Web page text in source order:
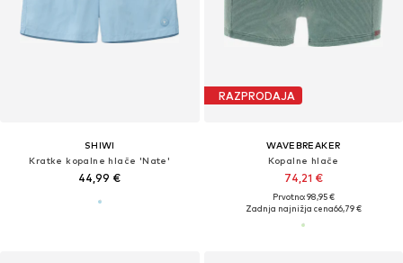
SHIWI
Kratke kopalne hlače 'Nate'
44,99 €
RAZPRODAJA
WAVEBREAKER
Kopalne hlače
74,21 €
Prvotno: 98,95 €
Zadnja najnižja cena66,79 €